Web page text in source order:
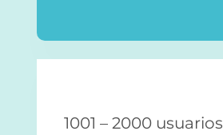
1001 – 2000 usuarios